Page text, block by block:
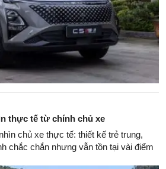
thực tế từ chính chủ xe
chủ xe thực tế: thiết kế trẻ trung,
chắc chắn nhưng vẫn tồn tại vài điểm